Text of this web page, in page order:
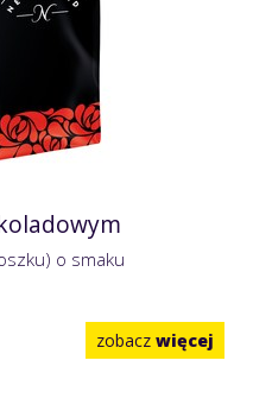
o smaku
zobacz więcej